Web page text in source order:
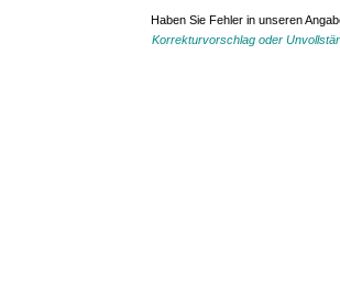
Haben Sie Fehler in unseren
Korrekturvorschlag oder